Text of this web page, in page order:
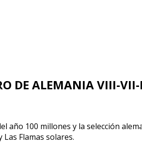
DE ALEMANIA VIII-
100 millones y la selección
Flamas solares.